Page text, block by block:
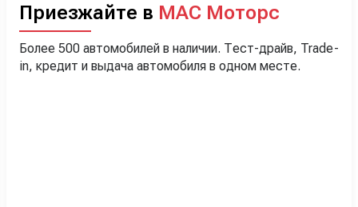
Приезжайте в МАС Моторс
Более 500 автомобилей в наличии. Тест-драйв, Trade-
in, кредит и выдача автомобиля в одном месте.